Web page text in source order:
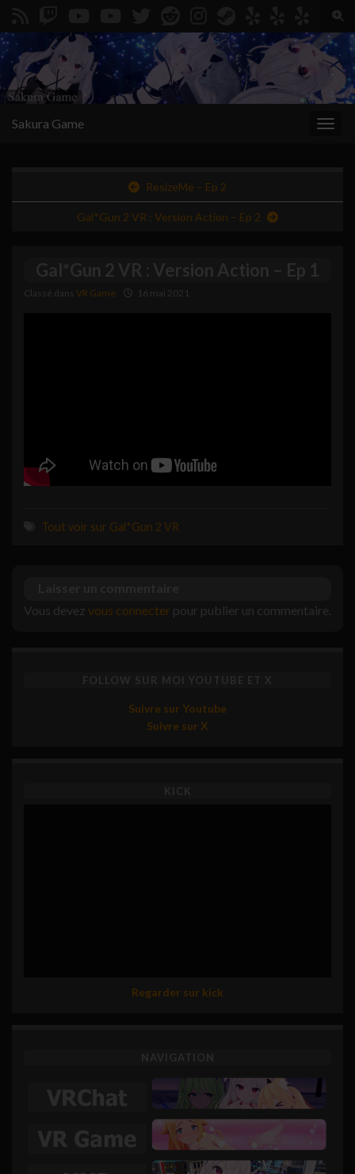
Search for:
Sakura Game
ResizeMe – Ep 2
Gal*Gun 2 VR : Version Action – Ep 2
Gal*Gun 2 VR : Version Action – Ep 1
Classé dans VR Game 16 mai 2021
Tout voir sur Gal*Gun 2 VR
Vous devez vous connecter pour publier un commentaire.
FOLLOW SUR MOI YOUTUBE ET X
Suivre sur Youtube
Suivre sur X
KICK
Regarder sur kick
NAVIGATION